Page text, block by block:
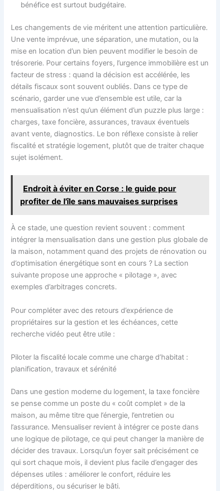
bénéfice est surtout budgétaire.
Les changements de vie méritent une attention particulière.
Une vente imprévue, une séparation, une mutation, ou la
mise en location d’un bien peuvent modifier le besoin de
trésorerie. Pour certains foyers, l’urgence immobilière est un
facteur de stress : quand la décision est accélérée, les
détails fiscaux sont souvent oubliés. Dans ce type de
scénario, garder une vue d’ensemble est utile, car la
mensualisation n’est qu’un élément d’un puzzle plus large :
charges, taxe foncière, assurances, travaux éventuels
avant vente, diagnostics. Le bon réflexe consiste à relier
fiscalité et stratégie logement, plutôt que de traiter chaque
sujet isolément.
Endroit à éviter en Corse : le guide pour
profiter de l'île sans mauvaises surprises
À ce stade, une question revient souvent : comment
intégrer la mensualisation dans une gestion plus globale de
la maison, notamment quand des projets de rénovation ou
d’optimisation énergétique sont en cours ? La section
suivante propose une approche « pilotage », avec
exemples d’arbitrages concrets.
Pour compléter avec des retours d’expérience de
propriétaires sur la gestion et les échéances, cette
recherche vidéo peut être utile :
Piloter la fiscalité locale comme une charge d’habitat :
planification, travaux et sérénité
Dans une gestion moderne du logement, la taxe foncière
se pense comme un poste du « coût complet » de la
maison, au même titre que l’énergie, l’entretien ou
l’assurance. Mensualiser revient à intégrer ce poste dans
une logique de pilotage, ce qui peut changer la manière de
décider des travaux. Lorsqu’un foyer sait précisément ce
qui sort chaque mois, il devient plus facile d’engager des
dépenses utiles : améliorer le confort, réduire les
déperditions, ou sécuriser le bâti.